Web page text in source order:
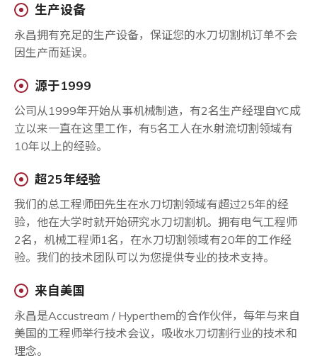
生产设备
永昌拥有充足的生产设备，保证您的水刀切割机订单不会
因生产而延误。
源于1999
公司从1999年开始从事机械制造，有2名生产经理自YC成
立以来一直在这里工作，有5名工人在水射流切割领域有
10年以上的经验。
超25年经验
我们的总工程师田先生在水刀切割领域有超过25年的经
验，他在大学时就开始研究水刀切割机。拥有电气工程师
2名，机械工程师1名，在水刀切割领域有20年的工作经
验。我们的技术团队可以为您提供专业的技术支持。
来自美国
永昌是Accustream / Hyperthem的合作伙伴，每年与来自
美国的工程师举行技术会议，吸收水刀切割行业的技术和
理念。